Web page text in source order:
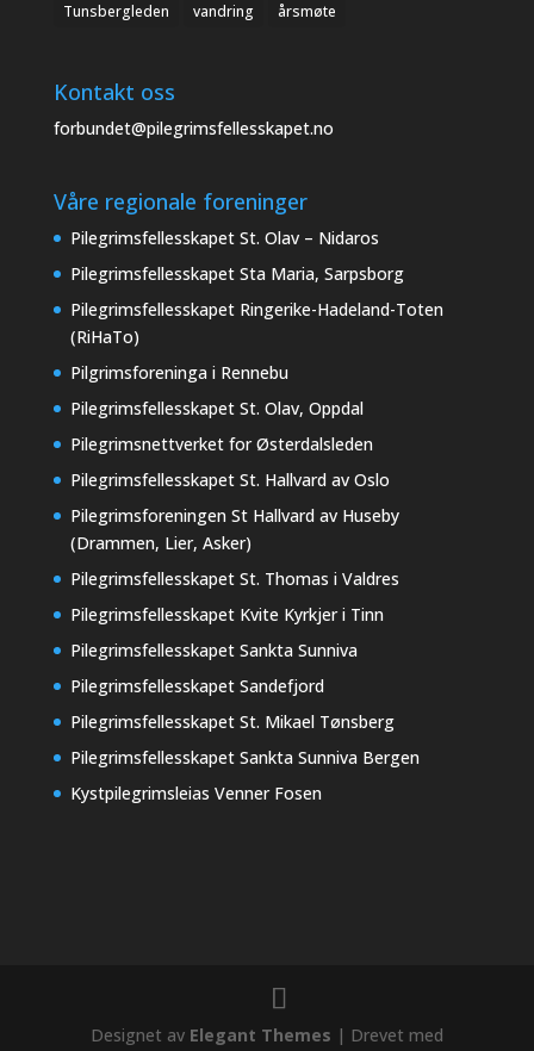
Tunsbergleden
vandring årsmøte
Kontakt oss
forbundet@pilegrimsfellesskapet.no
Våre regionale foreninger
Pilegrimsfellesskapet St. Olav – Nidaros
Pilegrimsfellesskapet Sta Maria, Sarpsborg
Pilegrimsfellesskapet Ringerike-Hadeland-Toten
(RiHaTo)
Pilgrimsforeninga i Rennebu
Pilegrimsfellesskapet St. Olav, Oppdal
Pilegrimsnettverket for Østerdalsleden
Pilegrimsfellesskapet St. Hallvard av Oslo
Pilegrimsforeningen St Hallvard av Huseby
(Drammen, Lier, Asker)
Pilegrimsfellesskapet St. Thomas i Valdres
Pilegrimsfellesskapet Kvite Kyrkjer i Tinn
Pilegrimsfellesskapet Sankta Sunniva
Pilegrimsfellesskapet Sandefjord
Pilegrimsfellesskapet St. Mikael Tønsberg
Pilegrimsfellesskapet Sankta Sunniva Bergen
Kystpilegrimsleias Venner Fosen
Designet av Elegant Themes | Drevet med